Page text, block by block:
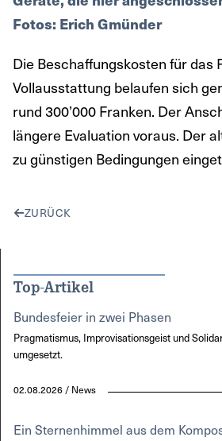
Die Beschaffungskosten für das
Vollausstattung belaufen sich
rund 300’000 Franken. Der
längere Evaluation voraus. Der
zu günstigen Bedingungen
ZURÜCK
Top-Artikel
Bundesfeier in zwei Phasen
Pragmatismus, Improvisationsgeist und
umgesetzt.
02.08.2026 / News
Ein Sternenhimmel aus dem